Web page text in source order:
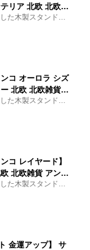
リア 北欧 北欧雑
置き型 デスク 玄
ーク プレシオサ
た木製スタンドの
窓辺やデスク周り
！ 通販 人気 おす
ンコ オーロラ シズ
北欧 北欧雑貨
玄関 デスク 木製
風水 アスフォ
た木製スタンドの
窓辺やデスク周り
！ 通販 人気 おす
コ レイヤード】
北欧雑貨 アンテ
置物 置き型 玄関
クリスタルガラ
た木製スタンドの
窓辺やデスク周り
！ 通販 人気 シャ
金運アップ】 サ